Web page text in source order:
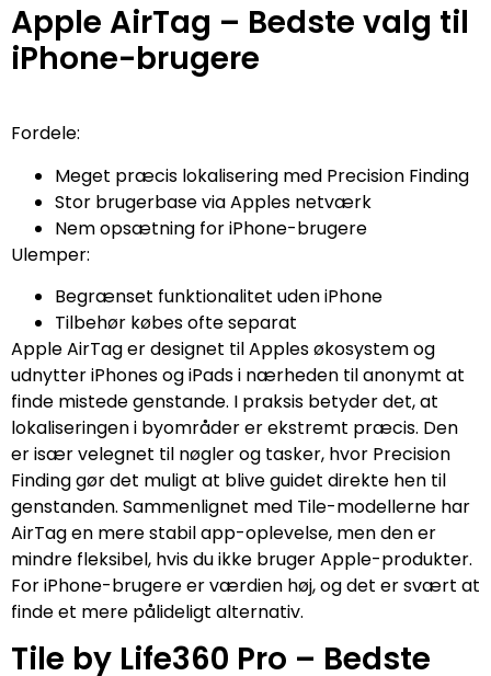
Apple AirTag – Bedste valg til
iPhone-brugere
Fordele:
Meget præcis lokalisering med Precision Finding
Stor brugerbase via Apples netværk
Nem opsætning for iPhone-brugere
Ulemper:
Begrænset funktionalitet uden iPhone
Tilbehør købes ofte separat
Apple AirTag er designet til Apples økosystem og
udnytter iPhones og iPads i nærheden til anonymt at
finde mistede genstande. I praksis betyder det, at
lokaliseringen i byområder er ekstremt præcis. Den
er især velegnet til nøgler og tasker, hvor Precision
Finding gør det muligt at blive guidet direkte hen til
genstanden. Sammenlignet med Tile-modellerne har
AirTag en mere stabil app-oplevelse, men den er
mindre fleksibel, hvis du ikke bruger Apple-produkter.
For iPhone-brugere er værdien høj, og det er svært at
finde et mere pålideligt alternativ.
Tile by Life360 Pro – Bedste